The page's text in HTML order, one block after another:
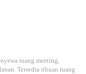
ruang meeting,
Tersedia ribuan ruang